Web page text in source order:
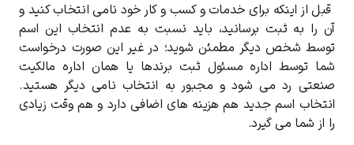
قبل از اینکه برای خدمات و کسب و کار خود نامی انتخاب کنید و
آن را به ثبت برسانید، باید نسبت به عدم انتخاب این اسم
توسط شخص دیگر مطمئن شوید؛ در غیر این صورت درخواست
شما توسط اداره مسئول ثبت برندها یا همان اداره مالکیت
صنعتی رد می شود و مجبور به انتخاب نامی دیگر هستید.
انتخاب اسم جدید هم هزینه های اضافی دارد و هم وقت زیادی
را از شما می گیرد.